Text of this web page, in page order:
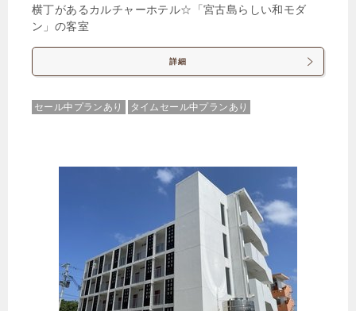
横丁があるカルチャーホテル☆「宮古島らしい和モダ
ン」の客室
詳細
セール中プランあり タイムセール中プランあり